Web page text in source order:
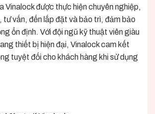
Vinalock được thực hiện chuyên nghiệp,
tư vấn, đến lắp đặt và bảo trì, đảm bảo
ổn định. Với đội ngũ kỹ thuật viên giàu
thiết bị hiện đại, Vinalock cam kết
tuyệt đối cho khách hàng khi sử dụng